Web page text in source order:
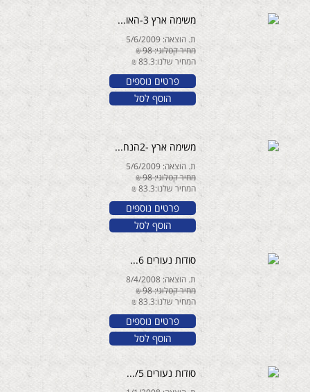
משימה ארץ 3-האו...
ת. הוצאה: 5/6/2009
מחיר קטלוגי: 98 ₪
המחיר שלנו:83.3 ₪
פרטים נוספים
הוסף לסל
משימה ארץ -2הנח...
ת. הוצאה: 5/6/2009
מחיר קטלוגי: 98 ₪
המחיר שלנו:83.3 ₪
פרטים נוספים
הוסף לסל
סודות נעורים 6...
ת. הוצאה: 8/4/2008
מחיר קטלוגי: 98 ₪
המחיר שלנו:83.3 ₪
פרטים נוספים
הוסף לסל
סודות נעורים 5/...